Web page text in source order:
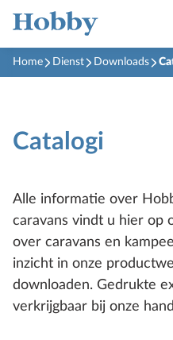
Home Dienst Downloads
Catalogi
Alle informatie over
caravans vindt u hier op
over caravans en
inzicht in onze
downloaden. Gedrukte
verkrijgbaar bij onze